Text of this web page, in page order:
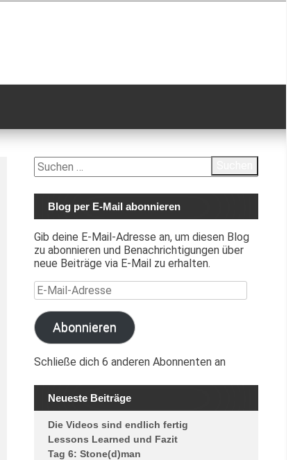
Suchen
nach:
Blog per E-Mail abonnieren
Gib deine E-Mail-Adresse an, um diesen Blog
zu abonnieren und Benachrichtigungen über
neue Beiträge via E-Mail zu erhalten.
E-Mail-Adresse
Abonnieren
Schließe dich 6 anderen Abonnenten an
Neueste Beiträge
Die Videos sind endlich fertig
Lessons Learned und Fazit
Tag 6: Stone(d)man